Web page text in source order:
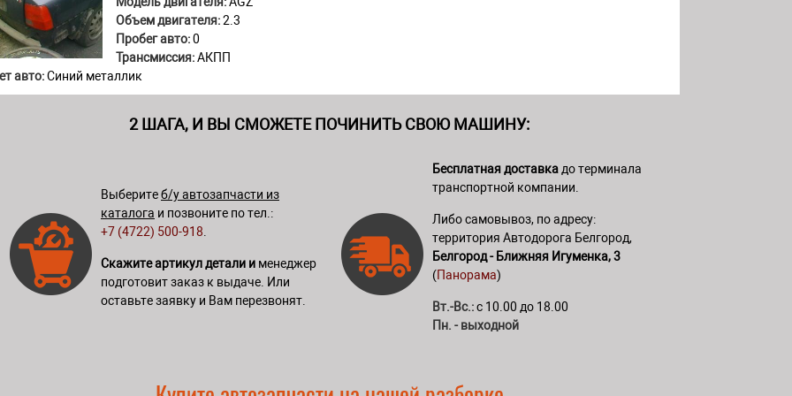
Объем двигателя:2.3
Пробег авто:0
Трансмиссия:АКПП
авто:Синий металлик
2 ШАГА, И ВЫ СМОЖЕТЕ ПОЧИНИТЬ СВОЮ МАШИНУ:
Выберитеб/у автозапчасти из
каталога и позвоните по тел.:
+7 (4722) 500-918
Скажите артикул детали и менеджер
подготовит заказ к выдаче. Или
оставьте заявку и Вам перезвонят.
Бесплатная доставка до терминала
транспортной компании.
Либо самовывоз, по адресу:
территория Автодорога Белгород,
Белгород - Ближняя Игуменка, 3
(Панорама)
Вт.-Вс.:с 10.00 до 18.00
Пн. - выходной